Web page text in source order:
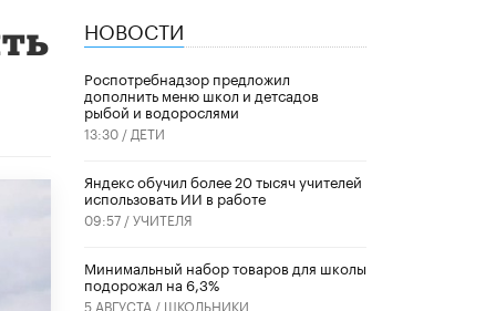
НОВОСТИ
Роспотребнадзор предложил
дополнить меню школ и детсадов
рыбой и водорослями
13:30 / ДЕТИ
​Яндекс обучил более 20 тысяч учителей
использовать ИИ в работе
09:57 /УЧИТЕЛЯ
Минимальный набор товаров для школы
подорожал на 6,3%
5 АВГУСТА / ШКОЛЬНИКИ